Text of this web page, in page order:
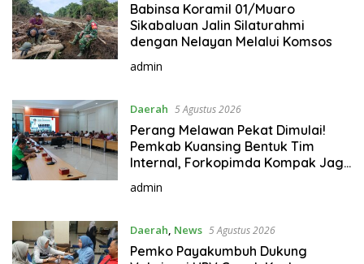
Babinsa Koramil 01/Muaro
Sikabaluan Jalin Silaturahmi
dengan Nelayan Melalui Komsos
admin
Daerah 5 Agustus 2026
Perang Melawan Pekat Dimulai!
Pemkab Kuansing Bentuk Tim
Internal, Forkopimda Kompak Jaga
Daerah Tetap Aman dan Kondusif
admin
Daerah, News 5 Agustus 2026
Pemko Payakumbuh Dukung